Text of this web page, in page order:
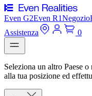
Even G2Even R1Negozio
Assistenza
0
Seleziona un altro Paese
alla tua posizione ed